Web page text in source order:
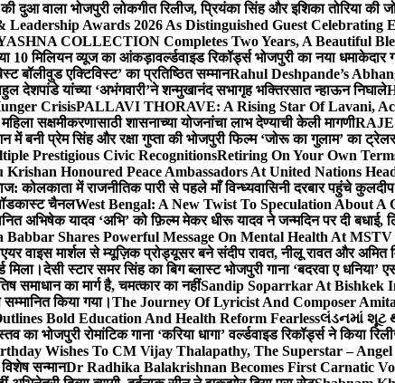
दुआ वाला भोजपुरी लोकगीत रिलीज, प्रियंका सिंह और इशिका तोरिया की
Leadership Awards 2026 As Distinguished Guest Celebrating
YASHNA COLLECTION Completes Two Years, A Beautiful
10 मिलियन व्यूज का आंकड़ावर्ल्डवाइड रिकॉर्ड्स भोजपुरी का नया
बॉलीवुड एक्टिविस्ट’ का प्रतिष्ठित सम्मानRahul Deshpande’s
देशपांडे यांच्या ‘अभंगवारी’ने शन्मुखानंद सभागृह भक्तिरसात न्हाऊन निघाले
CrisisPALLAVI THORAVE: A Rising Star Of Lavani,
सक्षमीकरणासाठी शासनाच्या योजनांचा लाभ देण्याची केली मागणी
में बनी प्रेम सिंह और रक्षा गुप्ता की भोजपुरी फिल्म ‘जोरू का गुलाम’ का
Prestigious Civic RecognitionsRetiring On Your Own
Honoured Peace Ambassadors At United Nations
कोलकाता में राजनीतिक पारी से पहले माँ विन्ध्यवासिनी दरबार पहुंचे कुलदीप
चैनलWest Bengal: A New Twist To Speculation About
अभिषेक यादव ‘अभि’ को फ़िल्म मेकर धीरू यादव ने जन्मदिन पर दी बधाई,
Babbar Shares Powerful Message On Mental Health At
एयर वाइस मार्शल से म्यूज़िक प्रोड्यूसर बने संदीप रावत, नीलू रावत और अमित
मिला।देसी स्टार समर सिंह का बिग ब्लास्ट भोजपुरी गाना ‘बदरवा ए
समाधान का मार्ग है, चमत्कार का नहींSandip Soparrkar At Bishkek
किया गया।The Journey Of Lyricist And Composer
Bold Education And Health Reform Fearlessલંડનમાં શૂટ
का भोजपुरी रोमांटिक गाना ‘करिया धागा’ वर्ल्डवाइड रिकॉर्ड्स ने किया
Wishes To CM Vijay Thalapathy, The Superstar –
विशेष सन्मानDr Radhika Balakrishnan Becomes First Carnatic